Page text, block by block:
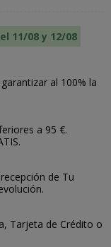
11/08 y 12/08
al 100% la
a 95 €.
de Tu
Tarjeta de Crédito o